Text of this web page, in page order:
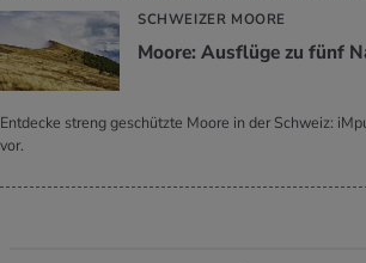
SCHWEIZER MOORE
Moore: Ausflüge zu fünf
Entdecke streng geschützte Moore in der Schweiz:
vor.